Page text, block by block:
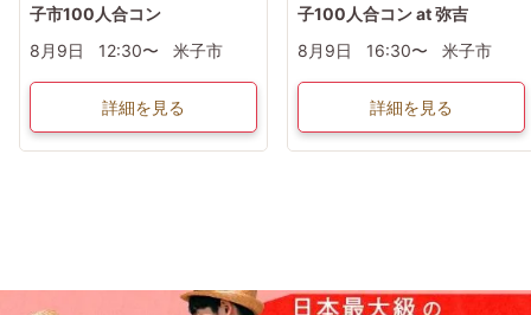
子市100人合コン
8月9日
12:30〜 米子市
詳細を見る
子100人合コン at 弥吉
8月9日
16:30〜 米子市
詳細を見る